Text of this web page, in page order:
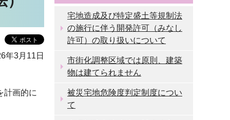
年3月11日
計画的に
宅地造成及び特定盛土等規制法
の施行に伴う開発許可（みなし
許可）の取り扱いについて
市街化調整区域では原則、建築
物は建てられません
被災宅地危険度判定制度につい
て